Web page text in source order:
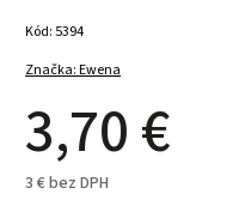
Značka:Ewena
3,70 €
3 € bez DPH
Kód: 5394